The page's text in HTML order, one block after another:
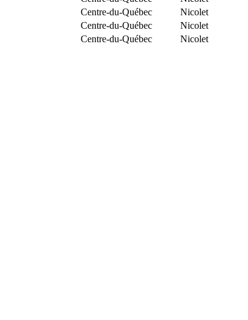
Centre-du-Québec
Nicolet
Centre-du-Québec
Nicolet
Centre-du-Québec Nicolet